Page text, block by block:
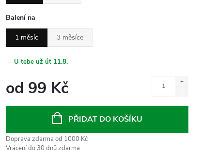
Balení na
1 měsíc 3 měsíce
· U tebe už út 11.8.
od 99 Kč
PŘIDAT DO KOŠÍKU
Doprava zdarma od 1000 Kč
Vrácení do 30 dnů zdarma